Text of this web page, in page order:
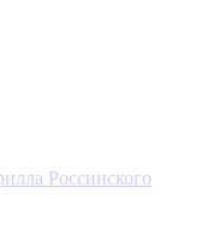
Россинского